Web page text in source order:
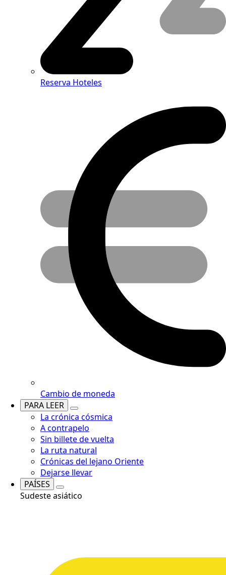
Reserva Hoteles
Cambio de moneda
PARA LEER
La crónica cósmica
A contrapelo
Sin billete de vuelta
La ruta natural
Crónicas del lejano Oriente
Dejarse llevar
PAÍSES
Sudeste asiático